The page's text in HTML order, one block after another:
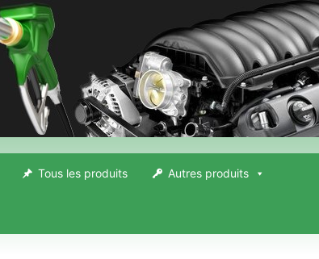
Tous les produits Autres produits